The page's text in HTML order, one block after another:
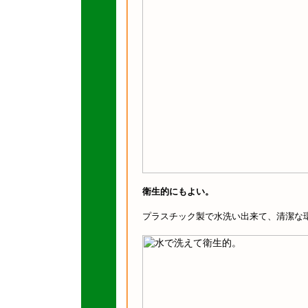
衛生的にもよい。
プラスチック製で水洗い出来て、清潔な